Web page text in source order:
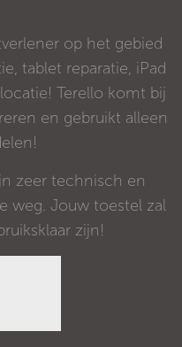
op het gebied
tablet reparatie, iPad
Terello komt bij
en gebruikt alleen
zeer technisch en
weg. Jouw toestel zal
zijn!